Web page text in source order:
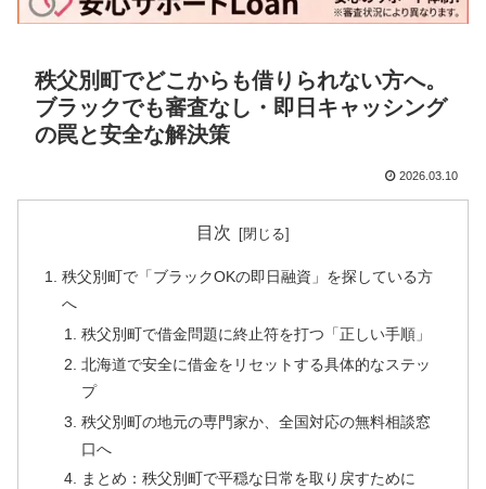
秩父別町でどこからも借りられない方へ。
ブラックでも審査なし・即日キャッシング
の罠と安全な解決策
2026.03.10
目次
秩父別町で「ブラックOKの即日融資」を探している方
へ
秩父別町で借金問題に終止符を打つ「正しい手順」
北海道で安全に借金をリセットする具体的なステッ
プ
秩父別町の地元の専門家か、全国対応の無料相談窓
口へ
まとめ：秩父別町で平穏な日常を取り戻すために